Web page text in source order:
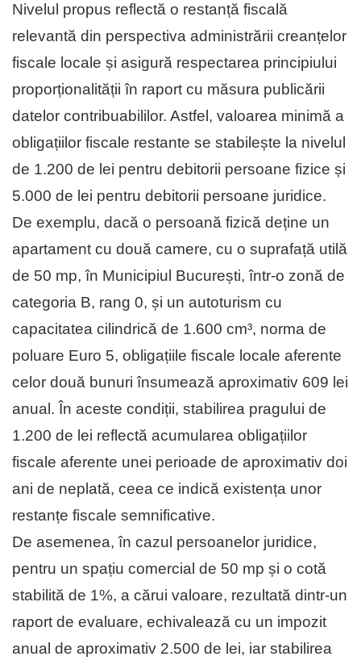
Nivelul propus reflectă o restanță fiscală
relevantă din perspectiva administrării creanțelor
fiscale locale și asigură respectarea principiului
proporționalității în raport cu măsura publicării
datelor contribuabililor. Astfel, valoarea minimă a
obligațiilor fiscale restante se stabilește la nivelul
de 1.200 de lei pentru debitorii persoane fizice și
5.000 de lei pentru debitorii persoane juridice.
De exemplu, dacă o persoană fizică deține un
apartament cu două camere, cu o suprafață utilă
de 50 mp, în Municipiul București, într-o zonă de
categoria B, rang 0, și un autoturism cu
capacitatea cilindrică de 1.600 cm³, norma de
poluare Euro 5, obligațiile fiscale locale aferente
celor două bunuri însumează aproximativ 609 lei
anual. În aceste condiții, stabilirea pragului de
1.200 de lei reflectă acumularea obligațiilor
fiscale aferente unei perioade de aproximativ doi
ani de neplată, ceea ce indică existența unor
restanțe fiscale semnificative.
De asemenea, în cazul persoanelor juridice,
pentru un spațiu comercial de 50 mp și o cotă
stabilită de 1%, a cărui valoare, rezultată dintr-un
raport de evaluare, echivalează cu un impozit
anual de aproximativ 2.500 de lei, iar stabilirea